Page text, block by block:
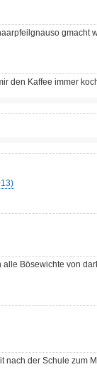
gmacht
den Kaffee immer
alle Bösewichte von
nach der Schule zum